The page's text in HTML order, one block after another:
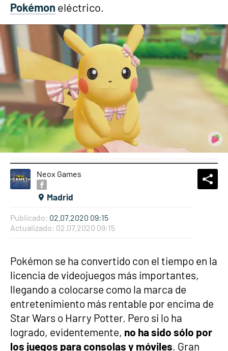
Pokémon eléctrico.
Neox Games
Madrid
Publicado: 02.07.2020 09:15
Actualizado: 02.07.2020 09:15
Pokémon se ha convertido con el tiempo en la
licencia de videojuegos más importantes,
llegando a colocarse como la marca de
entretenimiento más rentable por encima de
Star Wars o Harry Potter. Pero si lo ha
logrado, evidentemente, no ha sido sólo por
los juegos para consolas y móviles. Gran